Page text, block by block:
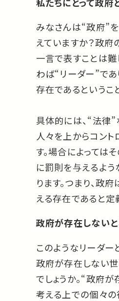
みなさんは“政府”
えていますか？政府
一言で表すことは難
わば“リーダー”であ
存在であるというこ
具体的には、“法律”
人々を上からコント
す。場合によっては
に罰則を与えるよ
ります。つまり、政
える存在であると定
政府が存在しないと
このようなリーダー
政府が存在しない
でしょうか。“政府
考える上での個々